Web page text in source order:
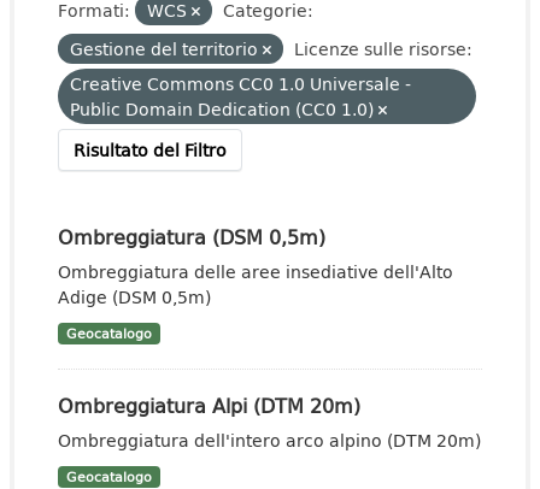
Formati:
WCS
Categorie:
Gestione del territorio
Licenze sulle risorse:
Creative Commons CC0 1.0 Universale -
Public Domain Dedication (CC0 1.0)
Risultato del Filtro
Ombreggiatura (DSM 0,5m)
Ombreggiatura delle aree insediative dell'Alto
Adige (DSM 0,5m)
Geocatalogo
Ombreggiatura Alpi (DTM 20m)
Ombreggiatura dell'intero arco alpino (DTM 20m)
Geocatalogo